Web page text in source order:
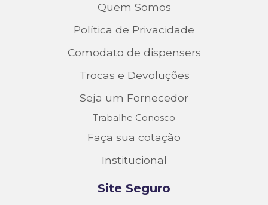
Quem Somos
Política de Privacidade
Comodato de dispensers
Trocas e Devoluções
Seja um Fornecedor
Trabalhe Conosco
Faça sua cotação
Institucional
Site Seguro